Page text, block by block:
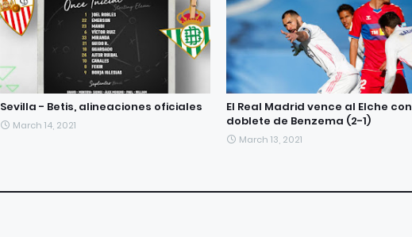
Sevilla - Betis, alineaciones oficiales
March 14, 2021
El Real Madrid vence al Elche con
doblete de Benzema (2-1)
March 13, 2021